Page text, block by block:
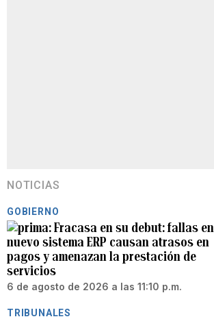
NOTICIAS
GOBIERNO
Fracasa en su debut: fallas en
nuevo sistema ERP causan atrasos en
pagos y amenazan la prestación de
servicios
6 de agosto de 2026 a las 11:10 p.m.
TRIBUNALES